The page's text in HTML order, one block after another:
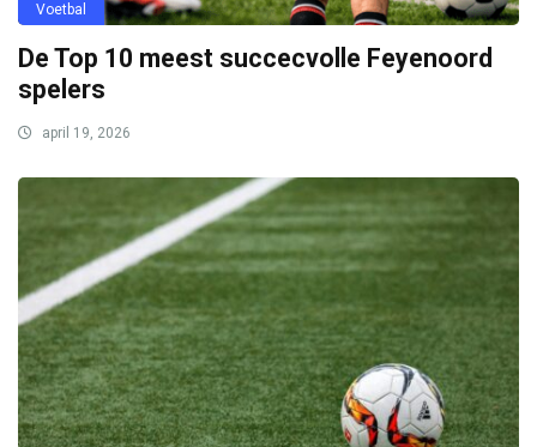
Voetbal
De Top 10 meest succecvolle Feyenoord
spelers
april 19, 2026